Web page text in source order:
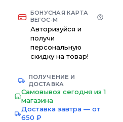
БОНУСНАЯ КАРТА
ВЕГОС-М
Авторизуйся и
получи
персональную
скидку на товар!
ПОЛУЧЕНИЕ И
ДОСТАВКА
Самовывоз сегодня из 1
магазина
Доставка завтра — от
650 ₽